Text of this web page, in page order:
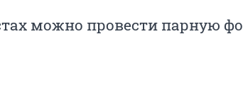
можно провести парную